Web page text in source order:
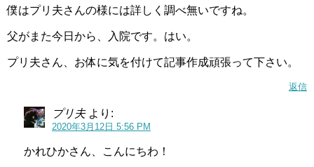
最初は本名で活動してたんですね。
2019の応募の際に「瀬戸琴楓」名義にしたようです。
それとも、心機一転おしゃれな芸名をつけただけかもしれ
ませんね。
僕はプリ夫さんの様には詳しく調べ無いですね。
父がまた今日から、入院です。はい。
プリ夫さん、お体に気を付けて記事作成頑張って下さい。
返信
プリ夫 より:
2020年3月12日 5:56 PM
かれひかさん、こんにちわ！